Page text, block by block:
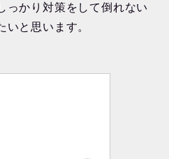
っかり対策をして倒れない
いと思います。